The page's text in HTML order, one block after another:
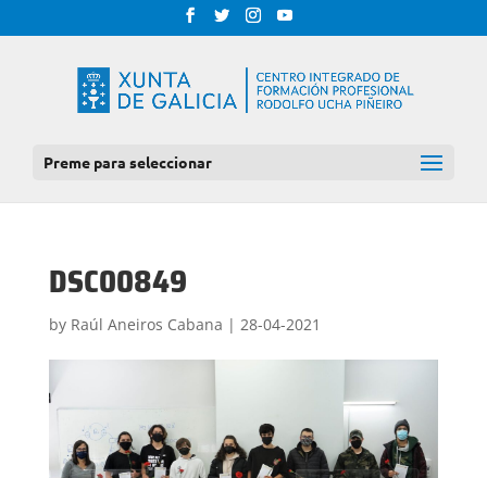
Preme para seleccionar
DSC00849
by Raúl Aneiros Cabana | 28-04-2021